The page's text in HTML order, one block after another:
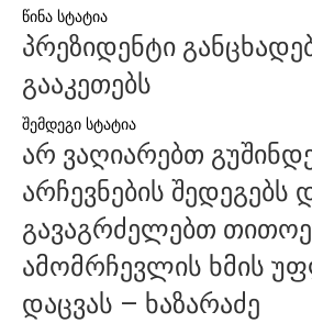
პოსტის
ნავიგაცია
პრეზიდენტი
გააკეთებს
არ ვაღიარებთ
არჩევნების შედეგებს
გავაგრძელებთ
ამომრჩევლის ხმის
დაცვას – ხაზარაძე